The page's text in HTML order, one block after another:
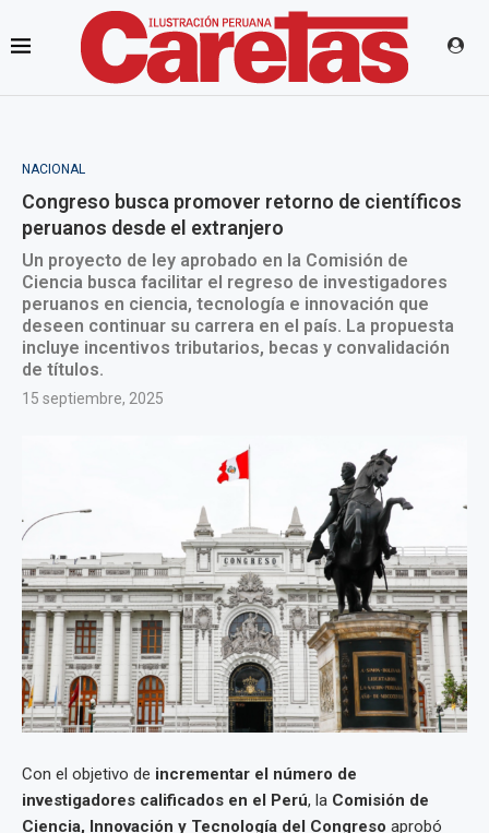
NACIONAL
Congreso busca promover retorno de científicos
peruanos desde el extranjero
Un proyecto de ley aprobado en la Comisión de
Ciencia busca facilitar el regreso de investigadores
peruanos en ciencia, tecnología e innovación que
deseen continuar su carrera en el país. La propuesta
incluye incentivos tributarios, becas y convalidación
de títulos.
15 septiembre, 2025
Con el objetivo de incrementar el número de
investigadores calificados en el Perú, la Comisión de
Ciencia, Innovación y Tecnología del Congreso aprobó